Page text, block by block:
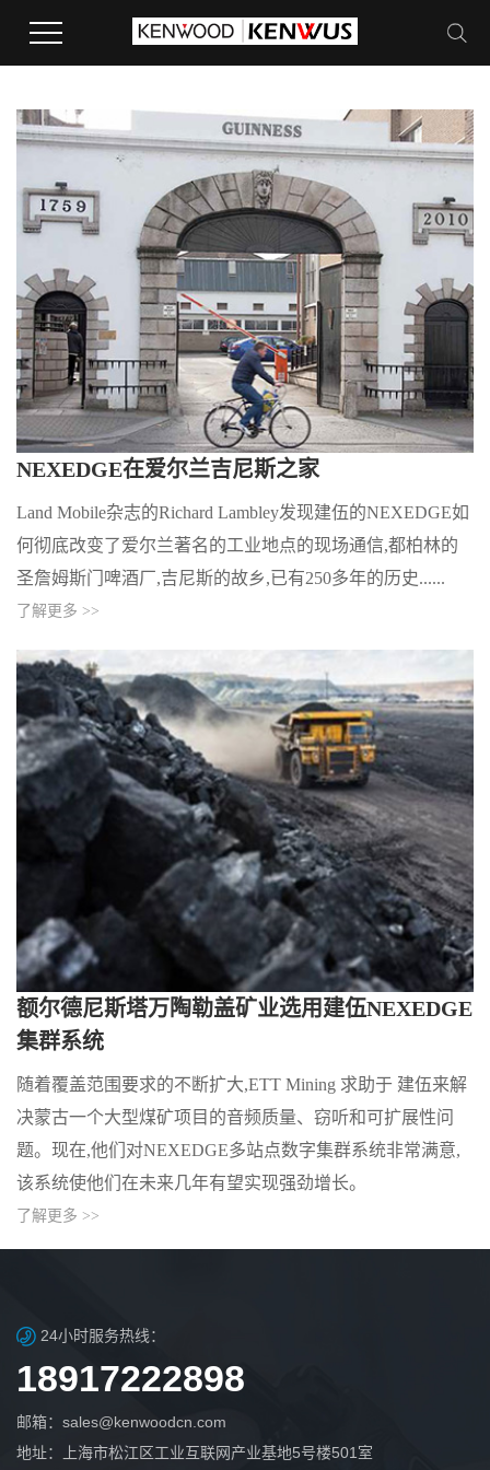
NEXEDGE在爱尔兰吉尼斯之家
Land Mobile杂志的Richard Lambley发现建伍的NEXEDGE如
何彻底改变了爱尔兰著名的工业地点的现场通信,都柏林的
圣詹姆斯门啤酒厂,吉尼斯的故乡,已有250多年的历史......
了解更多 >>
额尔德尼斯塔万陶勒盖矿业选用建伍NEXEDGE
集群系统
随着覆盖范围要求的不断扩大,ETT Mining 求助于 建伍来解
决蒙古一个大型煤矿项目的音频质量、窃听和可扩展性问
题。现在,他们对NEXEDGE多站点数字集群系统非常满意,
该系统使他们在未来几年有望实现强劲增长。
了解更多 >>
24小时服务热线：
18917222898
邮箱：sales@kenwoodcn.com
地址：上海市松江区工业互联网产业基地5号楼501室